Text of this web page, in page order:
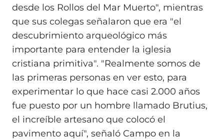
desde los Rollos del Mar Muerto", mientras
que sus colegas señalaron que era "el
descubrimiento arqueológico más
importante para entender la iglesia
cristiana primitiva". "Realmente somos de
las primeras personas en ver esto, para
experimentar lo que hace casi 2.000 años
fue puesto por un hombre llamado Brutius,
el increíble artesano que colocó el
pavimento aquí", señaló Campo en la